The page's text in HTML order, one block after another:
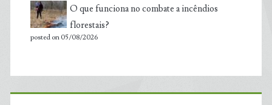
O que funciona no combate a incêndios
florestais?
posted on 05/08/2026